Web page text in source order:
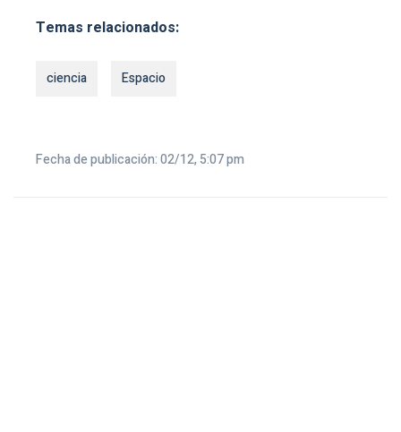
Temas relacionados:
ciencia Espacio
Fecha de publicación: 02/12, 5:07 pm